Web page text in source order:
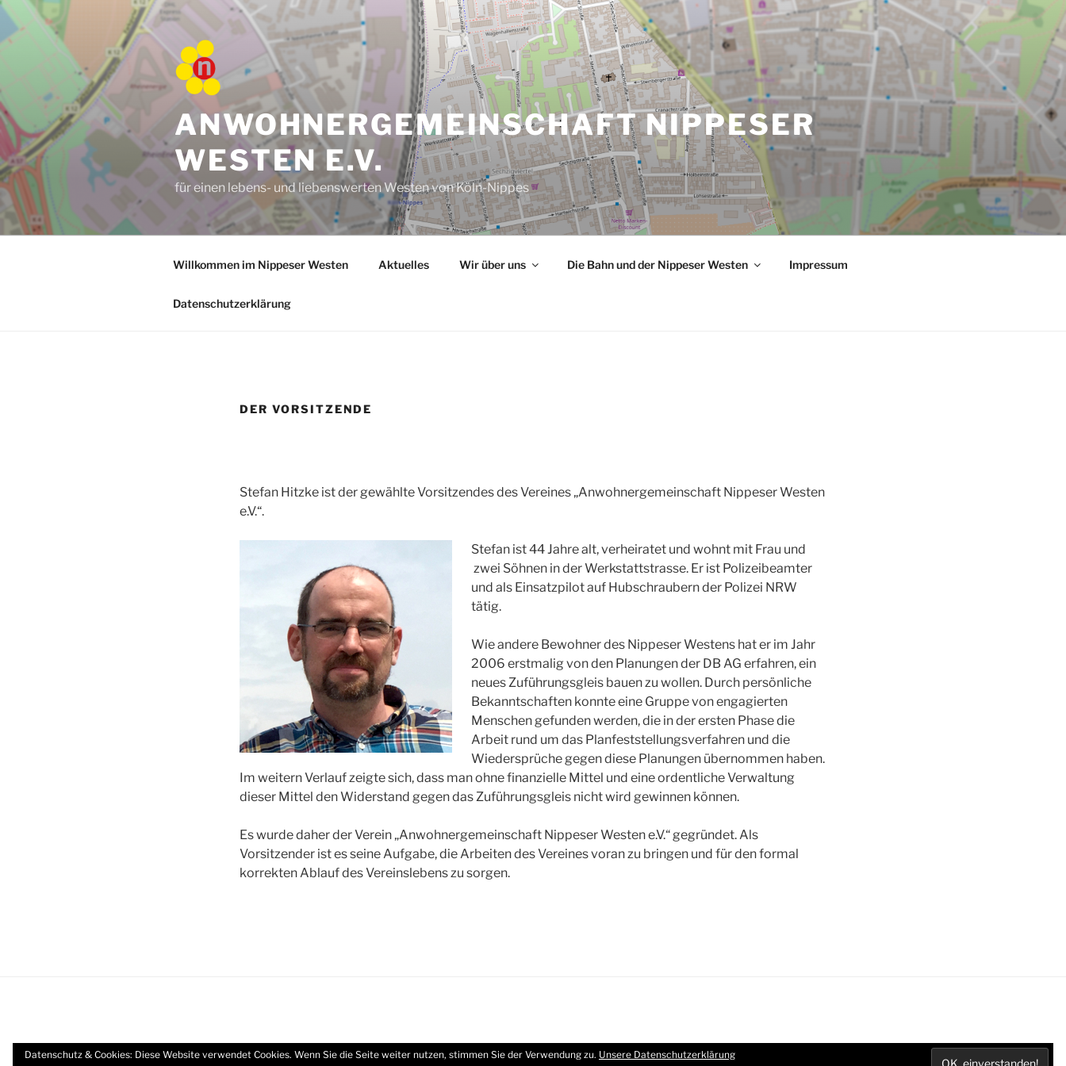
Zum
Inhalt
springen
ANWOHNERGEMEINSCHAFT NIPPESER
WESTEN E.V.
für einen lebens- und liebenswerten Westen von Köln-Nippes
Willkommen im Nippeser Westen Aktuelles Wir über uns Die Bahn und der Nippeser Westen Impressum
Datenschutzerklärung
DER VORSITZENDE
Stefan Hitzke ist der gewählte Vorsitzendes des Vereines „Anwohnergemeinschaft Nippeser Westen
e.V.“.
Stefan ist 44 Jahre alt, verheiratet und wohnt mit Frau und
zwei Söhnen in der Werkstattstrasse. Er ist Polizeibeamter
und als Einsatzpilot auf Hubschraubern der Polizei NRW
tätig.
Wie andere Bewohner des Nippeser Westens hat er im Jahr
2006 erstmalig von den Planungen der DB AG erfahren, ein
neues Zuführungsgleis bauen zu wollen. Durch persönliche
Bekanntschaften konnte eine Gruppe von engagierten
Menschen gefunden werden, die in der ersten Phase die
Arbeit rund um das Planfeststellungsverfahren und die
Wiedersprüche gegen diese Planungen übernommen haben.
Im weitern Verlauf zeigte sich, dass man ohne finanzielle Mittel und eine ordentliche Verwaltung
dieser Mittel den Widerstand gegen das Zuführungsgleis nicht wird gewinnen können.
Es wurde daher der Verein „Anwohnergemeinschaft Nippeser Westen e.V.“ gegründet. Als
Vorsitzender ist es seine Aufgabe, die Arbeiten des Vereines voran zu bringen und für den formal
korrekten Ablauf des Vereinslebens zu sorgen.
Mit Stolz präsentiert von WordPress
Datenschutz & Cookies: Diese Website verwendet Cookies. Wenn Sie die Seite weiter nutzen, stimmen Sie der Verwendung zu. Unsere Datenschutzerklärung